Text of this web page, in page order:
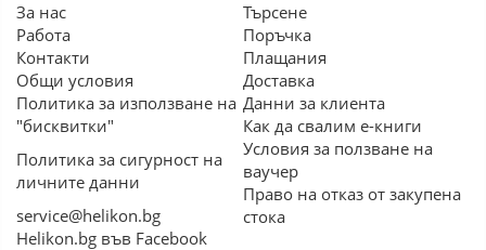
За нас
Работа
Контакти
Общи условия
Политика за използване на
"бисквитки"
Политика за сигурност на
личните данни
service@helikon.bg
Helikon.bg във Facebook
Търсене
Поръчка
Плащания
Доставка
Данни за клиента
Как да свалим е-книги
Условия за ползване на
ваучер
Право на отказ от закупена
стока